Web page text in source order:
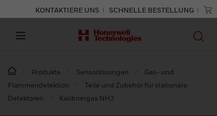
KONTAKTIERE UNS SCHNELLE BESTELLUNG
Produkte Sensorlösungen
Gas- und
Flammendetektion
Teile und Zubehör für stationäre
Detektoren
Kalibriergas NH3